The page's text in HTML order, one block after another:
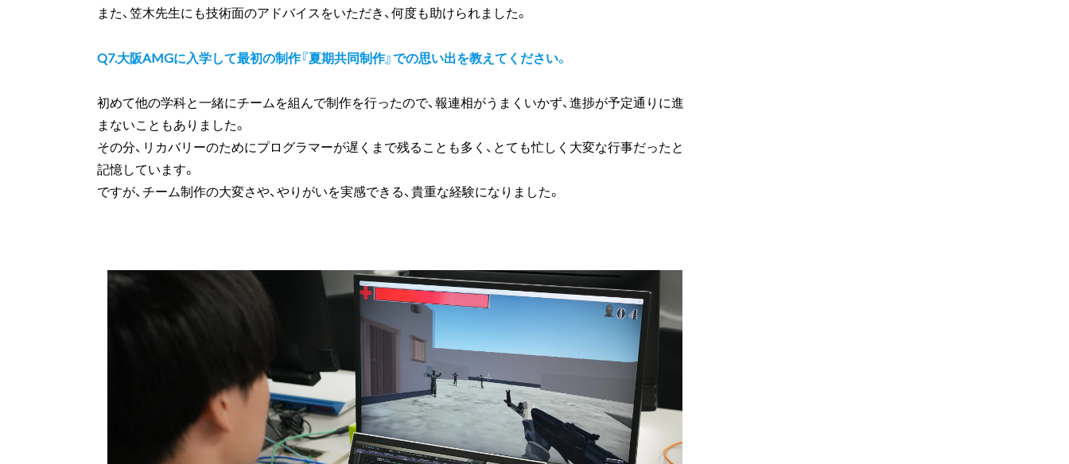
また、笠木先生にも技術面のアドバイスをいただき、何度も助けられました。
Q7.大阪AMGに入学して最初の制作『夏期共同制作』での思い出を教えてください。
初めて他の学科と一緒にチームを組んで制作を行ったので、報連相がうまくいかず、進捗が予定通りに進
まないこともありました。
その分、リカバリーのためにプログラマーが遅くまで残ることも多く、とても忙しく大変な行事だったと
記憶しています。
ですが、チーム制作の大変さや、やりがいを実感できる、貴重な経験になりました。